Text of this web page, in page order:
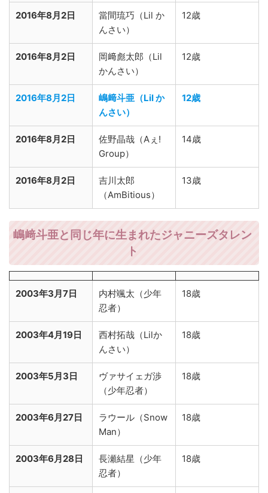
2016年8月2日
當間琉巧（Lil か
んさい）
12歳
2016年8月2日
岡﨑彪太郎（Lil
かんさい）
12歳
2016年8月2日
嶋﨑斗亜（Lil か
んさい）
12歳
2016年8月2日
佐野晶哉（Aぇ!
Group）
14歳
2016年8月2日
吉川太郎
（AmBitious）
13歳
嶋﨑斗亜と同じ年に生まれたジャニーズタレン
ト
2003年3月7日
内村颯太（少年
忍者）
18歳
2003年4月19日
西村拓哉（Lilか
んさい）
18歳
2003年5月3日
ヴァサイェガ渉
（少年忍者）
18歳
2003年6月27日
ラウール（Snow
Man）
18歳
2003年6月28日
長瀬結星（少年
忍者）
18歳